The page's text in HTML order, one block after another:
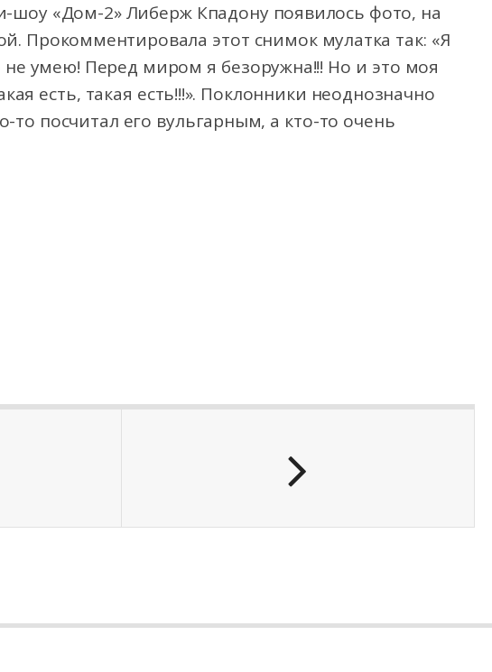
шоу «Дом-2» Либерж Кпадону появилось фото, на
Прокомментировала этот снимок мулатка так: «Я
умею! Перед миром я безоружна!!! Но и это моя
есть, тaкая есть!!!». Поклонники неоднозначно
то посчитал его вульгарным, а кто-то очень